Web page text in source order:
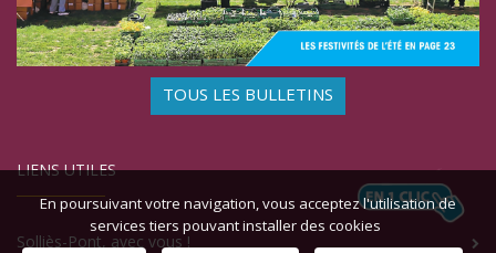
TOUS LES BULLETINS
LIENS UTILES
Solliès-Pont, avec vous !
En poursuivant votre navigation, vous acceptez l'utilisation de
services tiers pouvant installer des cookies